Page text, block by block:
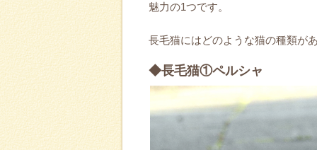
魅力の1つです。
長毛猫にはどのような猫の種類が
◆長毛猫①ペルシャ